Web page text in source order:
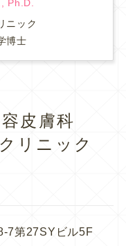
Ph.D.
ニック
博士
皮膚科
リニック
7第27SYビル5F